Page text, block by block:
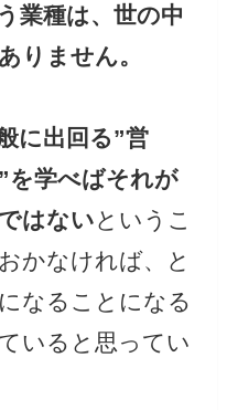
業種は、世の中
りません。
に出回る”営
を学べばそれが
はないというこ
かなければ、と
なることになる
いると思ってい